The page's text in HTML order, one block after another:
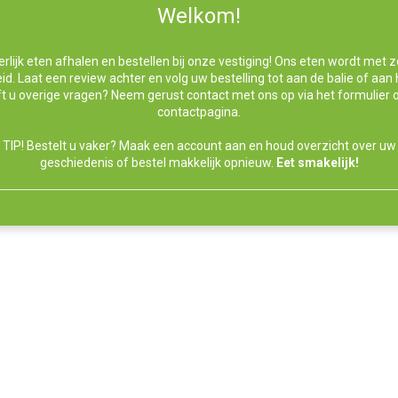
Welkom!
eten afhalen en bestellen bij onze vestiging! Ons eten wordt met
Laat een review achter en volg uw bestelling tot aan de balie of aan
u overige vragen? Neem gerust contact met ons op via het formulier
contactpagina.
TIP! Bestelt u vaker? Maak een account aan en houd overzicht over uw
geschiedenis of bestel makkelijk opnieuw. Eet smakelijk!